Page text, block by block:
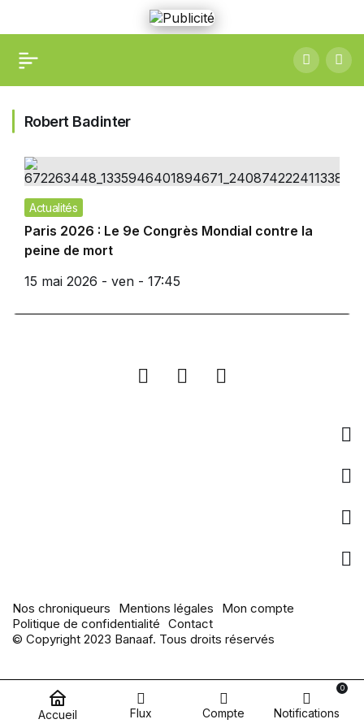
Robert Badinter
Actualités
Paris 2026 : Le 9e Congrès Mondial contre la
peine de mort
15 mai 2026 - ven - 17:45
Nos chroniqueurs Mentions légales
Mon compte
Politique de confidentialité Contact
© Copyright 2023 Banaaf. Tous droits réservés
Accueil Flux Compte Notifications
0